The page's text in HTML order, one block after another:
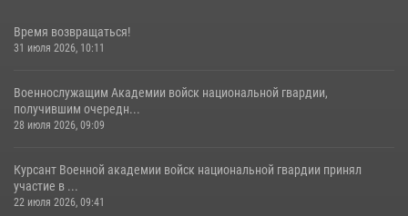
Время возвращаться!
31 июля 2026, 10:11
Военнослужащим Академии войск национальной гвардии,
получившим очередн...
28 июля 2026, 09:09
Курсант Военной академии войск национальной гвардии принял
участие в ...
22 июля 2026, 09:41